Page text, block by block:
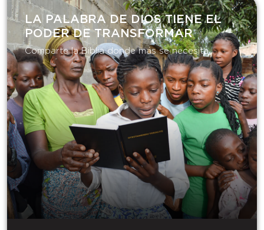
LA PALABRA DE DIOS TIENE EL
PODER DE TRANSFORMAR​
Comparte la Biblia donde más se necesita.